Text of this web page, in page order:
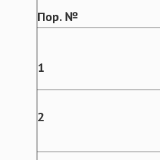
Пор. №
1
2